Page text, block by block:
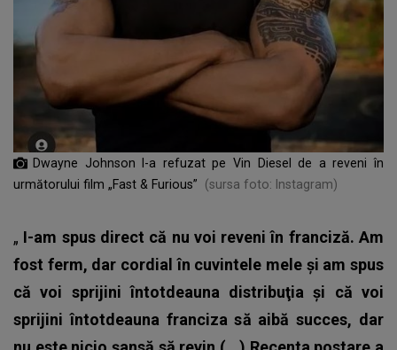
Dwayne Johnson l-a refuzat pe Vin Diesel de a reveni în
următorului film „Fast & Furious”
(sursa foto: Instagram)
„ I-am spus direct că nu voi reveni în franciză. Am
fost ferm, dar cordial în cuvintele mele şi am spus
că voi sprijini întotdeauna distribuţia şi că voi
sprijini întotdeauna franciza să aibă succes, dar